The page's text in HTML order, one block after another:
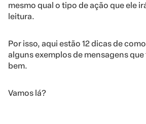
mesmo qual o tipo de ação que ele
leitura.
Por isso, aqui estão 12 dicas de
alguns exemplos de mensagens
bem.
Vamos lá?